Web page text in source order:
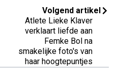
Volgend artikel
Atlete Lieke Klaver
verklaart liefde aan
Femke Bol na
smakelijke foto's van
haar hoogtepuntjes